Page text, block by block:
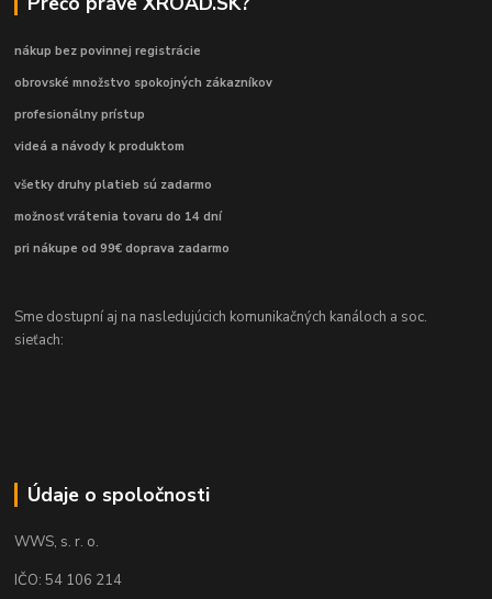
nákup bez povinnej registrácie
obrovské množstvo spokojných zákazníkov
profesionálny prístup
videá a návody k produktom
všetky druhy platieb sú zadarmo
možnosť vrátenia tovaru do 14 dní
pri nákupe od 99€ doprava zadarmo
Sme dostupní aj na nasledujúcich komunikačných kanáloch a soc.
sieťach:
Údaje o spoločnosti
WWS, s. r. o.
IČO: 54 106 214